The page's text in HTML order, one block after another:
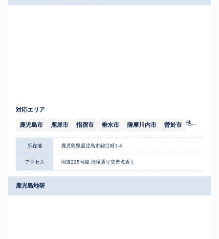
対応エリア
鹿児島市 鹿屋市 指宿市 垂水市 薩摩川内市 曽於市 他...
所在地 鹿児島県鹿児島市錦江町1-4
アクセス 国道225号線 清滝通り交差点近く
鹿児島地研